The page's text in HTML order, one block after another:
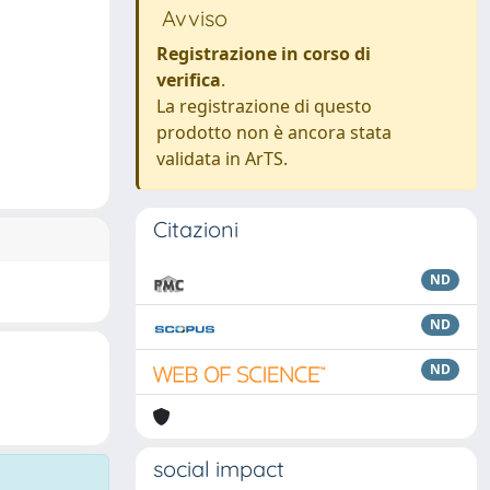
Avviso
Registrazione in corso di
verifica.
La registrazione di questo
prodotto non è ancora stata
validata in ArTS.
Citazioni
ND
ND
ND
social impact